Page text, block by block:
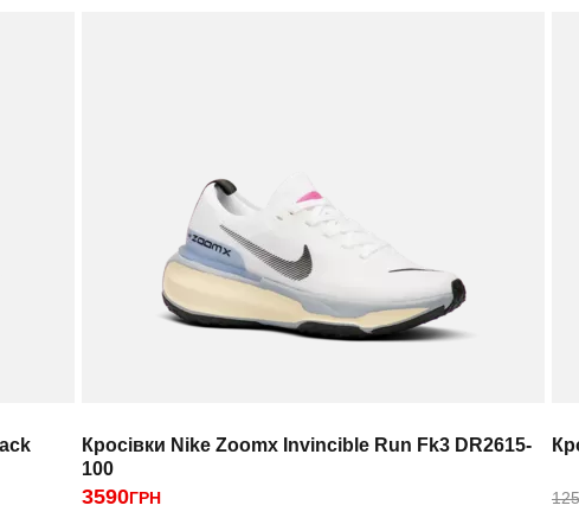
Кросівки Nike Zoomx Invincible Run Fk3 DR2615-
100
3590ГРН